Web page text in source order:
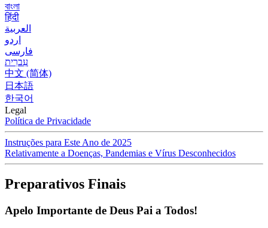
বাংলা
हिंदी
العربية
اردو
فارسی
עִברִית
中文 (简体)
日本語
한국어
Legal
Política de Privacidade
Instruções para Este Ano de 2025
Relativamente a Doenças, Pandemias e Vírus Desconhecidos
Preparativos Finais
Apelo Importante de Deus Pai a Todos!